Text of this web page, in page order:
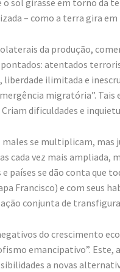
o sol girasse em torno da
– como a terra gira
da produção,
atentados
ilimitada e
migratória”.
dificuldades e
males se multiplicam,
cada vez mais ampliada,
países se dão conta que
Francisco) e com seus
conjunta de
do crescimento
emancipativo”. Este,
a novas